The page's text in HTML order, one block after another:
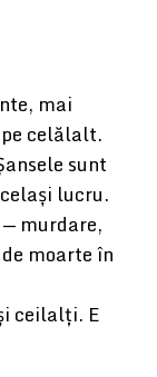
mai
celălalt.
sunt
lucru.
murdare,
moarte în
ceilalți. E